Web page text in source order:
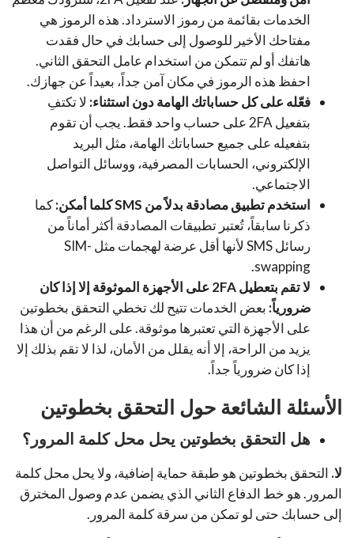
الخدمات بقائمة من رموز الاسترداد. هذه الرموز هي
مفتاحك الأخير للوصول إلى حسابك في حال فقدت
هاتفك أو لم تتمكن من استخدام عامل التحقق الثاني.
احفظ هذه الرموز في مكان آمن جداً، بعيداً عن جهازك.
فعّله على كل حساباتك الهامة دون استثناء: لا تكتفِ
بتفعيل 2FA على حساب واحد فقط. يجب أن تقوم
بتفعيله على جميع حساباتك الهامة، مثل البريد
الإلكتروني، الحسابات المصرفية، ووسائل التواصل
الاجتماعي.
استخدم تطبيق مصادقة بدلاً من SMS كلما أمكن:
كما
ذكرنا سابقاً، تُعتبر تطبيقات المصادقة أكثر أماناً من
رسائل SMS لأنها أقل عرضة لهجمات مثل SIM-
swapping.
لا تقم بتعطيل 2FA على الأجهزة الموثوقة إلا إذا كان
ضرورياً: بعض الخدمات تتيح لك تخطي التحقق بخطوتين
على الأجهزة التي تعتبرها موثوقة. على الرغم من أن هذا
يزيد من الراحة، إلا أنه يقلل من الأمان، لذا لا تقم بذلك إلا
إذا كان ضرورياً جداً.
الأسئلة الشائعة حول التحقق بخطوتين
هل التحقق بخطوتين يحل محل كلمة المرور؟
لا. التحقق بخطوتين هو طبقة حماية إضافية، ولا يحل محل كلمة
المرور. هو خط الدفاع الثاني الذي يضمن عدم وصول المخترق
إلى حسابك حتى لو تمكن من سرقة كلمة المرور.